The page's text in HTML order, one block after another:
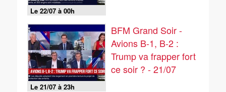
Le 22/07 à 00h
Le 21/07 à 23h
BFM Grand Soir -
Avions B-1, B-2 :
Trump va frapper fort
ce soir ? - 21/07